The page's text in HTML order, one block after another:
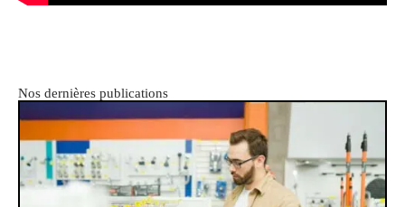
Nos dernières publications